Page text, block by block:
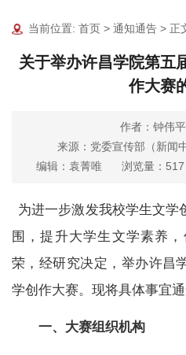
当前位置:首页 >通知通告 > 正
关于举办许昌学院第五
作大赛
作者：钟伟
来源：党委宣传部（新闻
编辑：袁菁唯
浏览量： 517
为进一步激发我校学生文学
围，提升大学生文学素养
荣，经研究决定，举办许昌
学创作大赛。现将具体事宜通
一、大赛组织机构